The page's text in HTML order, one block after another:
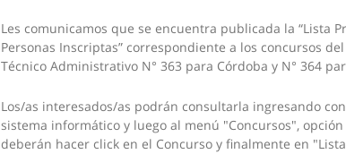
Les comunicamos que se encuentra publicada la “Lista
Personas Inscriptas” correspondiente a los concursos
Técnico Administrativo N° 363 para Córdoba y N° 364
Los/as interesados/as podrán consultarla ingresando
sistema informático y luego al menú "Concursos",
deberán hacer click en el Concurso y finalmente en